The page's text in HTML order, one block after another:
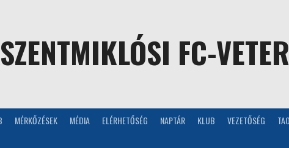
FC-
MÉRKŐZÉSEK MÉDIA ELÉRHETŐSÉG NAPTÁR KLUB VEZETŐSÉG